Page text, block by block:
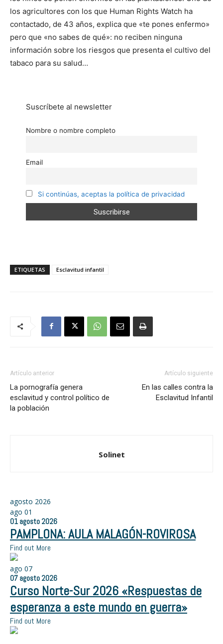
los agricultores con los que Human Rights Watch ha
contactado, de 43 años, explica que «te pones enfermo»
pero que «no sabes de qué»: no reciben ninguna
información sobre los riesgos que presenta el cultivo del
tabaco para su salud…
Suscríbete al newsletter
Nombre o nombre completo
Email
Si continúas, aceptas la política de privacidad
ETIQUETAS Esclavitud infantil
Artículo anterior
La pornografía genera
esclavitud y control político de
la población
Artículo siguiente
En las calles contra la
Esclavitud Infantil
Solinet
agosto 2026
ago 01
01 agosto 2026
PAMPLONA: AULA MALAGÓN-ROVIROSA
Find out More
ago 07
07 agosto 2026
Curso Norte-Sur 2026 «Respuestas de
esperanza a este mundo en guerra»
Find out More